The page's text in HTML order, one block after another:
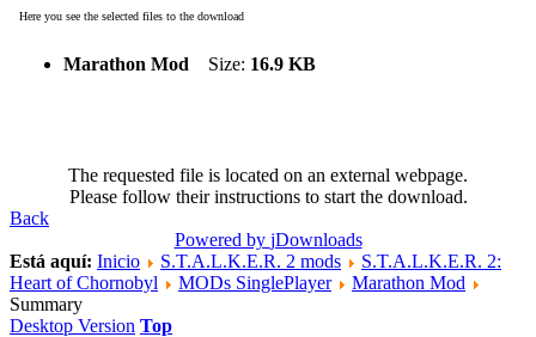
Here you see the selected files to the download
Marathon Mod Size: 16.9 KB
The requested file is located on an external webpage.
Please follow their instructions to start the download.
Back
Powered by jDownloads
Está aquí: Inicio S.T.A.L.K.E.R. 2 mods
S.T.A.L.K.E.R. 2:
Heart of Chornobyl
MODs SinglePlayer
Marathon Mod
Summary
Desktop Version Top